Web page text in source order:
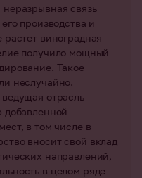
неразрывная связь
производства и
растет виноградная
получило мощный
Такое
неслучайно.
отрасль
добавленной
в том числе в
вносит свой вклад
направлений,
в целом ряде